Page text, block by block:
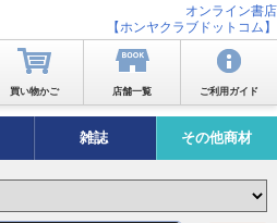
オンライン書店
【ホンヤクラブドットコム】
買い物かご 店舗一覧 ご利用ガイド
雑誌 その他商材